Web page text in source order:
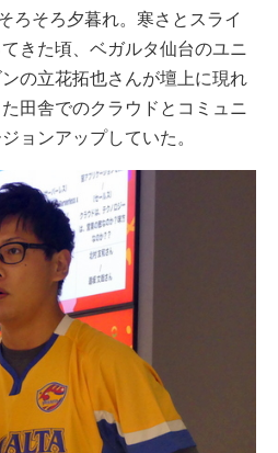
ろそろ夕暮れ。寒さとスライ
きた頃、ベガルタ仙台のユニ
の立花拓也さんが壇上に現れ
田舎でのクラウドとコミュニ
ョンアップしていた。